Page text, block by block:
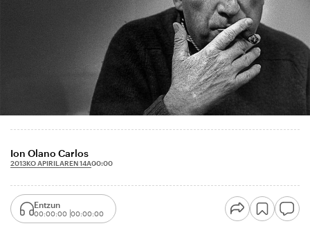
Ion Olano Carlos
2013KO APIRILAREN 14A00:00
Entzun
00:00:00 00:00:00